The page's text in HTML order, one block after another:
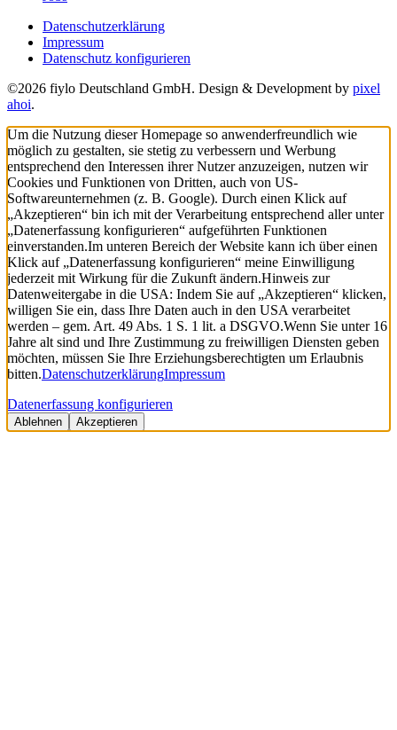
Datenschutzerklärung
Impressum
Datenschutz konfigurieren
©2026 fiylo Deutschland GmbH. Design & Development by pixel
ahoi.
Um die Nutzung dieser Homepage so anwenderfreundlich wie
möglich zu gestalten, sie stetig zu verbessern und Werbung
entsprechend den Interessen ihrer Nutzer anzuzeigen, nutzen wir
Cookies und Funktionen von Dritten, auch von US-
Softwareunternehmen (z. B. Google). Durch einen Klick auf
„Akzeptieren“ bin ich mit der Verarbeitung entsprechend aller unter
„Datenerfassung konfigurieren“ aufgeführten Funktionen
einverstanden.Im unteren Bereich der Website kann ich über einen
Klick auf „Datenerfassung konfigurieren“ meine Einwilligung
jederzeit mit Wirkung für die Zukunft ändern.Hinweis zur
Datenweitergabe in die USA: Indem Sie auf „Akzeptieren“ klicken,
willigen Sie ein, dass Ihre Daten auch in den USA verarbeitet
werden – gem. Art. 49 Abs. 1 S. 1 lit. a DSGVO.Wenn Sie unter 16
Jahre alt sind und Ihre Zustimmung zu freiwilligen Diensten geben
möchten, müssen Sie Ihre Erziehungsberechtigten um Erlaubnis
bitten.DatenschutzerklärungImpressum
Datenerfassung konfigurieren
Ablehnen Akzeptieren